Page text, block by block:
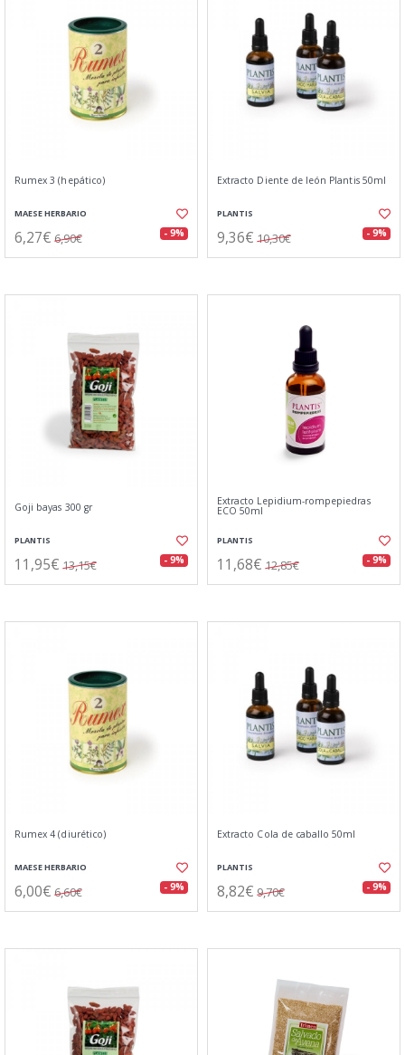
Rumex 3 (hepático)
MAESE HERBARIO
6,27€ 6,90€ - 9%
Extracto Diente de león Plantis 50ml
PLANTIS
9,36€ 10,30€ - 9%
Goji bayas 300 gr
PLANTIS
11,95€ 13,15€ - 9%
Extracto Lepidium-rompepiedras
ECO 50ml
PLANTIS
11,68€ 12,85€ - 9%
Rumex 4 (diurético)
MAESE HERBARIO
6,00€ 6,60€ - 9%
Extracto Cola de caballo 50ml
PLANTIS
8,82€ 9,70€ - 9%